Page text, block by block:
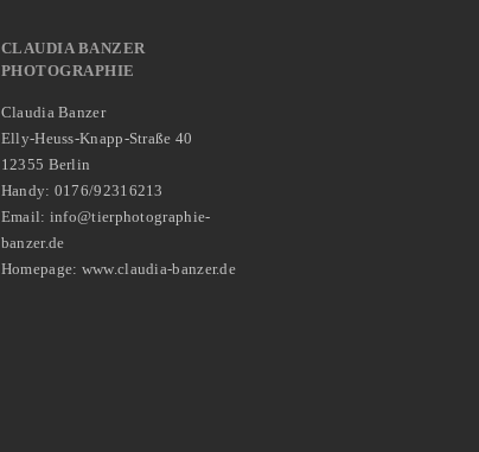
CLAUDIA BANZER
PHOTOGRAPHIE
Claudia Banzer
Elly-Heuss-Knapp-Straße 40
12355 Berlin
Handy: 0176/92316213
Email: info@tierphotographie-
banzer.de
Homepage: www.claudia-banzer.de